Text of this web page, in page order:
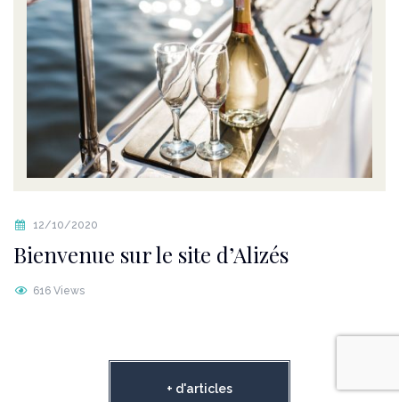
12/10/2020
Bienvenue sur le site d’Alizés
616 Views
+ d'articles